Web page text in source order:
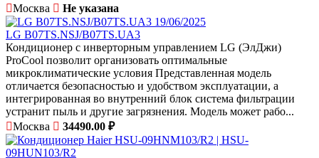
Москва
Не указана
19/06/2025
LG B07TS.NSJ/B07TS.UA3
Кондиционер с инверторным управлением LG (ЭлДжи)
ProCool позволит организовать оптимальные
микроклиматические условия Представленная модель
отличается безопасностью и удобством эксплуатации, а
интегрированная во внутренний блок система фильтрации
устранит пыль и другие загрязнения. Модель может рабо...
Москва
34490.00 ₽